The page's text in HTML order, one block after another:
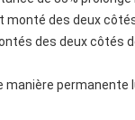
des deux
des deux côtés
manière